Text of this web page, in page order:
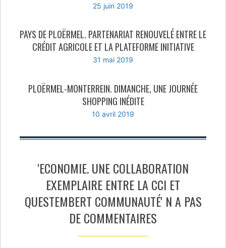
25 juin 2019
PAYS DE PLOËRMEL. PARTENARIAT RENOUVELÉ ENTRE LE
CRÉDIT AGRICOLE ET LA PLATEFORME INITIATIVE
31 mai 2019
PLOËRMEL-MONTERREIN. DIMANCHE, UNE JOURNÉE
SHOPPING INÉDITE
10 avril 2019
'ECONOMIE. UNE COLLABORATION
EXEMPLAIRE ENTRE LA CCI ET
QUESTEMBERT COMMUNAUTÉ' N A PAS
DE COMMENTAIRES